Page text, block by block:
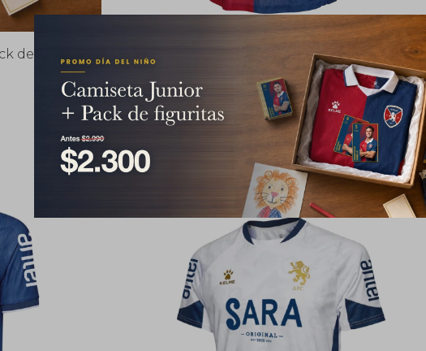
de figuritas
Camiseta Home 25/26 Albion FC